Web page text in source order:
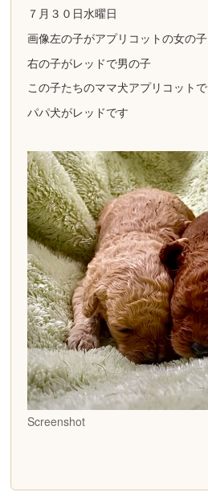
７月３０日水曜日
画像左の子がアプリコットの女の子
右の子がレッドで男の子
この子たちのママ犬アプリコットで
パパ犬がレッドです
Screenshot